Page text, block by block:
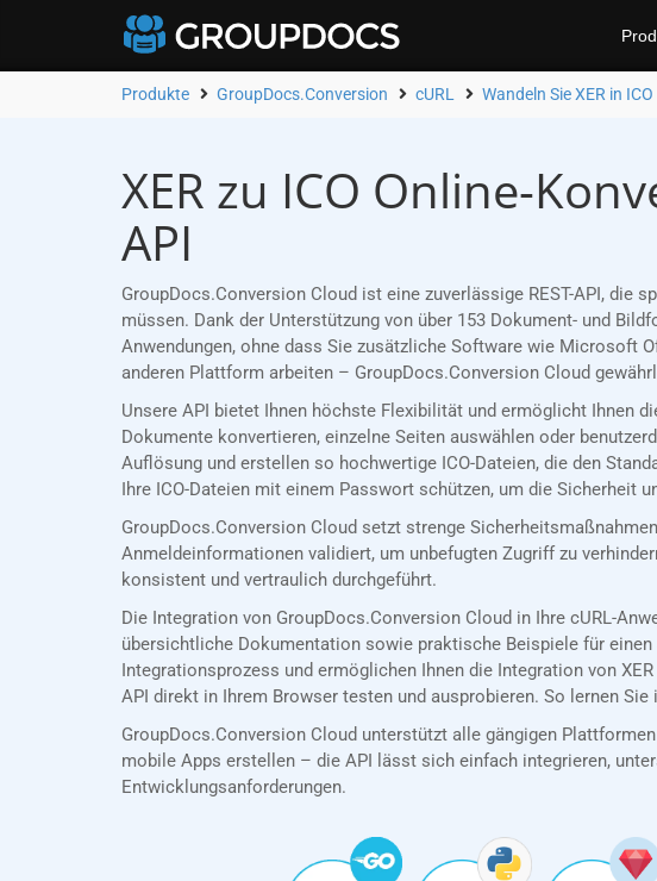
Produkte GroupDocs.Conversion cURL Wandeln Sie XER in
XER zu ICO Online-
API
GroupDocs.Conversion Cloud ist eine zuverlässige REST-API, die
müssen. Dank der Unterstützung von über 153 Dokument- und
Anwendungen, ohne dass Sie zusätzliche Software wie Microsoft
anderen Plattform arbeiten – GroupDocs.Conversion Cloud
Unsere API bietet Ihnen höchste Flexibilität und ermöglicht Ihnen
Dokumente konvertieren, einzelne Seiten auswählen oder
Auflösung und erstellen so hochwertige ICO-Dateien, die den
Ihre ICO-Dateien mit einem Passwort schützen, um die Sicherheit
GroupDocs.Conversion Cloud setzt strenge
Anmeldeinformationen validiert, um unbefugten Zugriff zu
konsistent und vertraulich durchgeführt.
Die Integration von GroupDocs.Conversion Cloud in Ihre cURL-
übersichtliche Dokumentation sowie praktische Beispiele für
Integrationsprozess und ermöglichen Ihnen die Integration von
API direkt in Ihrem Browser testen und ausprobieren. So lernen
GroupDocs.Conversion Cloud unterstützt alle gängigen Plattformen
mobile Apps erstellen – die API lässt sich einfach integrieren,
Entwicklungsanforderungen.